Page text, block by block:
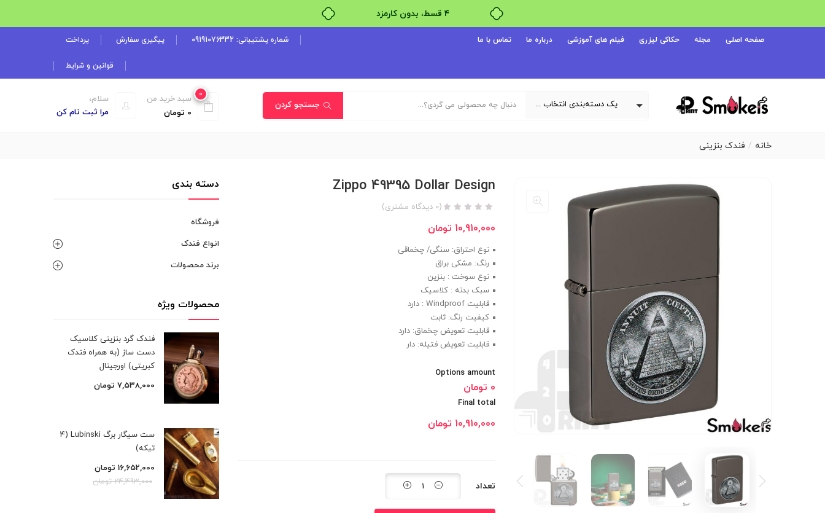
بدون ضامن، بدون سود
صفحه اصلی مجله حکاکی لیزری فیلم های آموزشی درباره ما تماس با ما شماره پشتیبانی: 09191076332 پیگیری سفارش پرداخت
قوانین و شرایط
یک دسته‌بندی انتخاب کنید جستجو کردن
سلام،
مرا ثبت نام کن
0
سبد خرید من
0 تومان
خانه فندک بنزینی
Zippo 49395 Dollar Design
(
0 دیدگاه مشتری)
10,910,000 تومان
نوع احتراق: سنگی/ چخماقی
رنگ: مشکی براق
نوع سوخت : بنزین
سبک بدنه : کلاسیک
قابلیت Windproof : دارد
کیفیت رنگ: ثابت
قابلیت تعویض چخماق: دارد
قابلیت تعویض فتیله: دار
Options amount
0 تومان
Final total
10,910,000 تومان
تعداد
دسته بندی
فروشگاه
انواع فندک
برند محصولات
محصولات ویژه
فندک گرد بنزینی کلاسیک
دست ساز (به همراه فندک
کبریتی) اورجینال
7,538,000 تومان
ست سیگار برگ Lubinski (4
تیکه)
16,652,000 تومان
24,493,000 تومان